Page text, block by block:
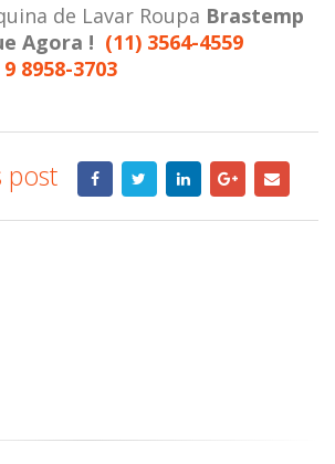
de Lavar Roupa Brastemp
Agora ! (11) 3564-4559
8958-3703
post